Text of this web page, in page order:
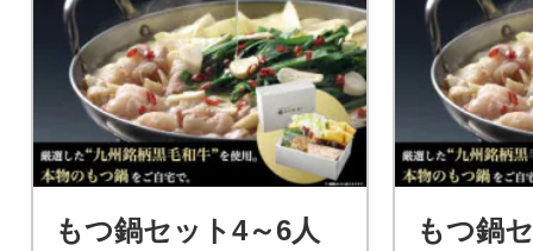
もつ鍋セット4～6人
もつ鍋